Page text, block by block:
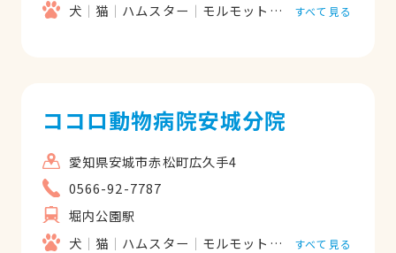
犬
猫 ハムスター モルモット フェレット
すべて見る
ココロ動物病院安城分院
愛知県安城市赤松町広久手4
0566-92-7787
堀内公園駅
犬
猫 ハムスター モルモット フェレット
すべて見る